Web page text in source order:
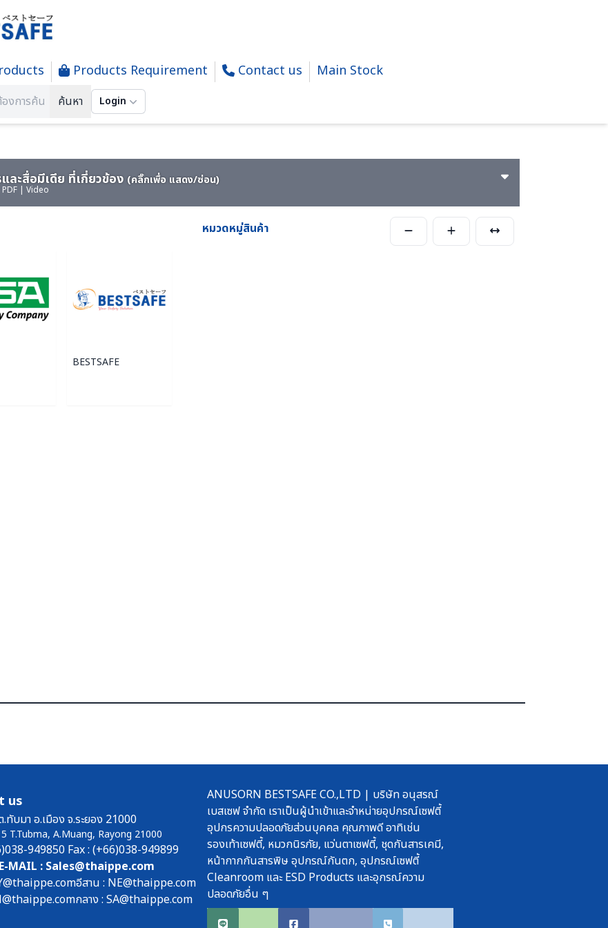
Products Requirement Contact us Main Stock
ค้นหา Login
FIRE CHEM RESCUE - อุปกรณ์สำหรับอพยพกรณีสถานการณ์ฉุกเฉิน
ละสื่อมีเดีย ที่เกี่ยวข้อง (คลิ๊กเพื่อ แสดง/ซ่อน)
| Video
หมวดหมู่สินค้า
BESTSAFE
us
ทับมา อ.เมือง จ.ระยอง 21000
T.Tubma, A.Muang, Rayong 21000
949850 Fax : (+66)038-949899
E-MAIL : Sales@thaippe.com
อีสาน : NE@thaippe.com
กลาง : SA@thaippe.com
ANUSORN BESTSAFE CO.,LTD | บริษัท อนุสรณ์
เบสเซฟ จำกัด เราเป็นผู้นำเข้าและจำหน่ายอุปกรณ์เซฟตี้
อุปกรความปลอดภัยส่วนบุคคล คุณภาพดี อาทิเช่น
รองเท้าเซฟตี้, หมวกนิรภัย, แว่นตาเซฟตี้, ชุดกันสารเคมี,
หน้ากากกันสารพิษ อุปกรณ์กันตก, อุปกรณ์เซฟตี้
Cleanroom และ ESD Products และอุกรณ์ความ
ปลอดภัยอื่น ๆ